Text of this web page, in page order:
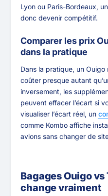
Lyon ou Paris-Bordeaux,
donc devenir compétitif.
Comparer les prix
dans la pratique
Dans la pratique, un
coûter presque autant
inversement, les
peuvent effacer l’écart si
visualiser l’écart réel, un
comme Kombo affiche
avions sans changer de
Bagages Ouigo vs
change vraiment